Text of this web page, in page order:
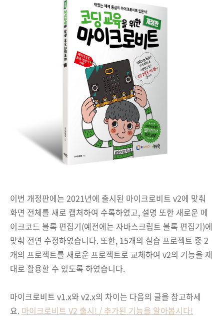
이번 개정판에는 2021년에 출시된 마이크로비트 v2에 맞춰
화면 전체를 새로 캡처하여 수록하였고, 설명 또한 새로운 메
이크코드 블록 편집기(예전에는 자바스크립트 블록 편집기)에
맞춰 전면 수정하였습니다. 또한, 15개의 실습 프로젝트 중 2
개의 프로젝트를 새로운 프로젝트로 교체하여 v2의 기능을 제
대로 활용할 수 있도록 하였습니다.
마이크로비트 v1.x와 v2.x의 차이는 다음의 글을 참고하세
요. 마이크로비트 V2 출시! / 추가된 기능을 알아봅시다!